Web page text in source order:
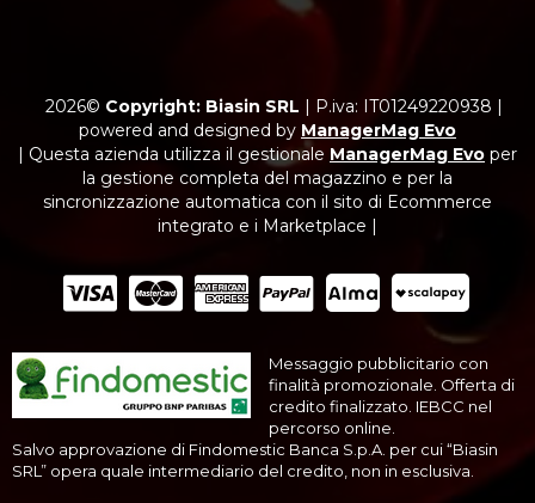
2026© Copyright: Biasin SRL | P.iva: IT01249220938 |
powered and designed by ManagerMag Evo
| Questa azienda utilizza il gestionale ManagerMag Evo per
la gestione completa del magazzino e per la
sincronizzazione automatica con il sito di Ecommerce
integrato e i Marketplace |
Messaggio pubblicitario con
finalità promozionale. Offerta di
credito finalizzato. IEBCC nel
percorso online.
Salvo approvazione di Findomestic Banca S.p.A. per cui “Biasin
SRL” opera quale intermediario del credito, non in esclusiva.